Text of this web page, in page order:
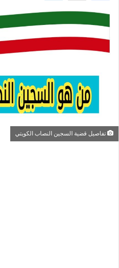
تفاصيل قضية السجين النصاب الكويتي